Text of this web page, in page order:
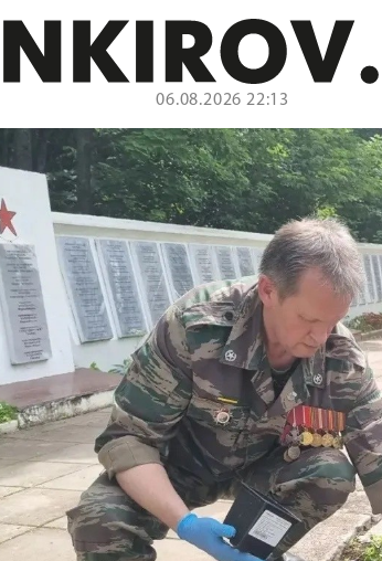
06.08.2026 22:13